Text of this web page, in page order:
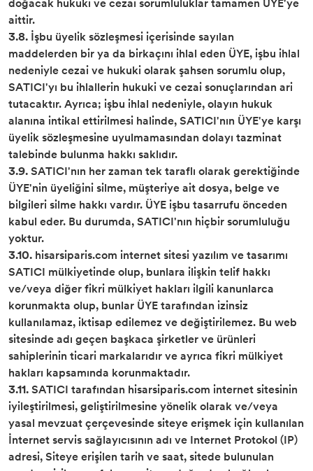
aittir.
3.8. İşbu üyelik sözleşmesi içerisinde sayılan
maddelerden bir ya da birkaçını ihlal eden ÜYE, işbu ihlal
nedeniyle cezai ve hukuki olarak şahsen sorumlu olup,
SATICI'yı bu ihlallerin hukuki ve cezai sonuçlarından ari
tutacaktır. Ayrıca; işbu ihlal nedeniyle, olayın hukuk
alanına intikal ettirilmesi halinde, SATICI'nın ÜYE'ye karşı
üyelik sözleşmesine uyulmamasından dolayı tazminat
talebinde bulunma hakkı saklıdır.
3.9.SATICI'nın her zaman tek taraflı olarak gerektiğinde
ÜYE'nin üyeliğini silme, müşteriye ait dosya, belge ve
bilgileri silme hakkı vardır. ÜYE işbu tasarrufu önceden
kabul eder. Bu durumda, SATICI'nın hiçbir sorumluluğu
yoktur.
3.10. hisarsiparis.com internet sitesi yazılım ve tasarımı
SATICI mülkiyetinde olup, bunlara ilişkin telif hakkı
ve/veya diğer fikri mülkiyet hakları ilgili kanunlarca
korunmakta olup, bunlar ÜYE tarafından izinsiz
kullanılamaz, iktisap edilemez ve değiştirilemez. Bu web
sitesinde adı geçen başkaca şirketler ve ürünleri
sahiplerinin ticari markalarıdır ve ayrıca fikri mülkiyet
hakları kapsamında korunmaktadır.
3.11.SATICI tarafından hisarsiparis.com internet sitesinin
iyileştirilmesi, geliştirilmesine yönelik olarak ve/veya
yasal mevzuat çerçevesinde siteye erişmek için kullanılan
İnternet servis sağlayıcısının adı ve Internet Protokol (IP)
adresi, Siteye erişilen tarih ve saat, sitede bulunulan